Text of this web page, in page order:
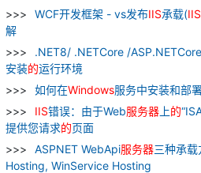
WCF开发框架 - vs发布IIS承载(IIS
解
.NET8/ .NETCore /
安装的运行环境
如何在Windows服务中安装和部
IIS错误：由于Web服务器 上的
提供您请求的页面
ASPNET WebApi服务器三种承
Hosting, WinService Hosting